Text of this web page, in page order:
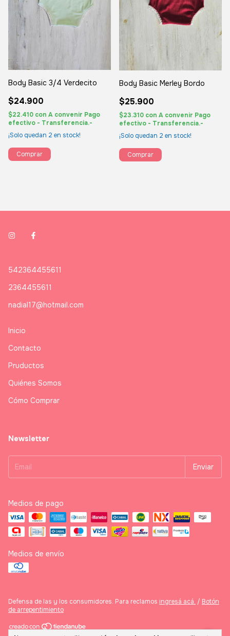
Body Basic 3/4 Verdecito
$24.900
$22.410 con A convenir Pago
efectivo - Transferencia.-
¡Solo quedan 2 en stock!
Comprar
Body Basic Merley Bordo
$25.900
$23.310 con A convenir Pago
efectivo - Transferencia.-
¡Solo quedan 2 en stock!
Comprar
542364455611
2364455611
nadial17@hotmail.com
Inicio
Contacto
Pruductos
Quiénes Somos
Cómo Comprar
Newsletter
Medios de pago
Medios de envío
Defensa de las y los consumidores. Para reclamos ingresá acá. / Botón
de arrepentimiento